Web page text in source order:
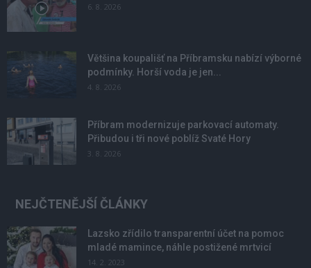
6. 8. 2026
Většina koupališť na Příbramsku nabízí výborné
podmínky. Horší voda je jen...
4. 8. 2026
Příbram modernizuje parkovací automaty.
Přibudou i tři nové poblíž Svaté Hory
3. 8. 2026
NEJČTENĚJŠÍ ČLÁNKY
Lazsko zřídilo transparentní účet na pomoc
mladé mamince, náhle postižené mrtvicí
14. 2. 2023